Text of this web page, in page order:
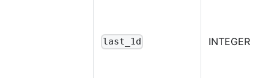
last_1d INTEGER